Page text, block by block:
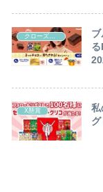
X懸賞
私